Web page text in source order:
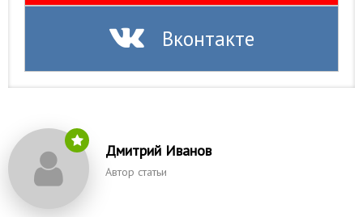
Вконтакте
Дмитрий Иванов
Автор статьи